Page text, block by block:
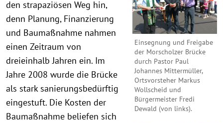
Einsegnung und Freigabe
der Morscholzer Brücke
durch Pastor Paul
Johannes Mittermüller,
Ortsvorsteher Markus
Wollscheid und
Bürgermeister Fredi
Dewald (von links).
den strapaziösen Weg hin,
denn Planung, Finanzierung
und Baumaßnahme nahmen
einen Zeitraum von
dreieinhalb Jahren ein. Im
Jahre 2008 wurde die Brücke
als stark sanierungsbedürftig
eingestuft. Die Kosten der
Baumaßnahme beliefen sich